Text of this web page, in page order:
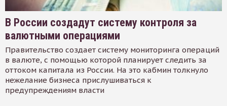
В России создадут систему контроля за
валютными операциями
Правительство создает систему мониторинга операций
в валюте, с помощью которой планирует следить за
оттоком капитала из России. На это кабмин толкнуло
нежелание бизнеса прислушиваться к
предупреждениям власти